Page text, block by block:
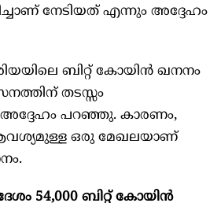
നേടിയത് എന്നും അദ്ദേഹം
ബിറ്റ് കോയിൻ ഖനനം
തടസ്സം
അദ്ദേഹം പറഞ്ഞു. കാരണം,
ഒരു മേഖലയാണ്
54,000 ബിറ്റ് കോയിൻ